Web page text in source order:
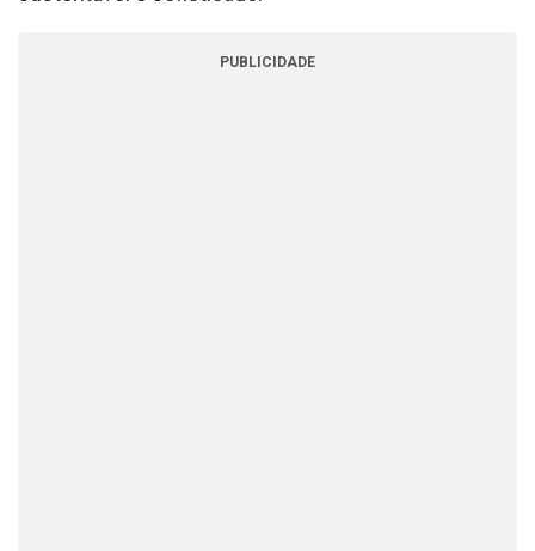
PUBLICIDADE